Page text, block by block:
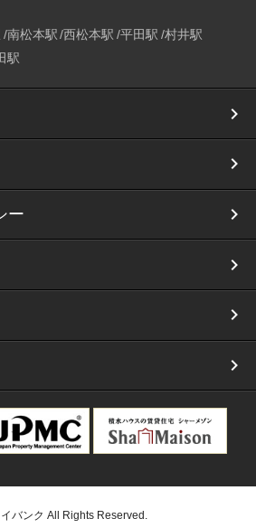
南松本駅 西松本駅 平田駅 村井駅
駅
ー
バンク All Rights Reserved.